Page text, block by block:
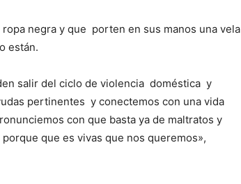
negra y que porten en sus manos una vela
están.
salir del ciclo de violencia doméstica y
pertinentes y conectemos con una vida
con que basta ya de maltratos y
que es vivas que nos queremos»,